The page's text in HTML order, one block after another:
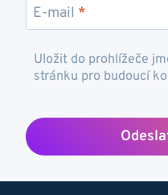
E-mail *
Uložit do prohlížeče
stránku pro budoucí